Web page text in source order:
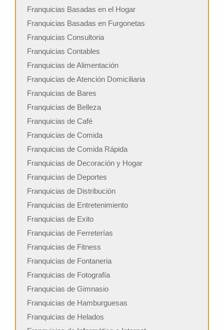
Franquicias Basadas en el Hogar
Franquicias Basadas en Furgonetas
Franquicias Consultoria
Franquicias Contables
Franquicias de Alimentación
Franquicias de Atención Domiciliaria
Franquicias de Bares
Franquicias de Belleza
Franquicias de Café
Franquicias de Comida
Franquicias de Comida Rápida
Franquicias de Decoración y Hogar
Franquicias de Deportes
Franquicias de Distribución
Franquicias de Entretenimiento
Franquicias de Exito
Franquicias de Ferreterías
Franquicias de Fitness
Franquicias de Fontaneria
Franquicias de Fotografía
Franquicias de Gimnasio
Franquicias de Hamburguesas
Franquicias de Helados